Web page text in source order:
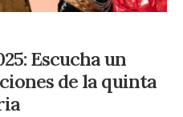
Escucha un
de la quinta